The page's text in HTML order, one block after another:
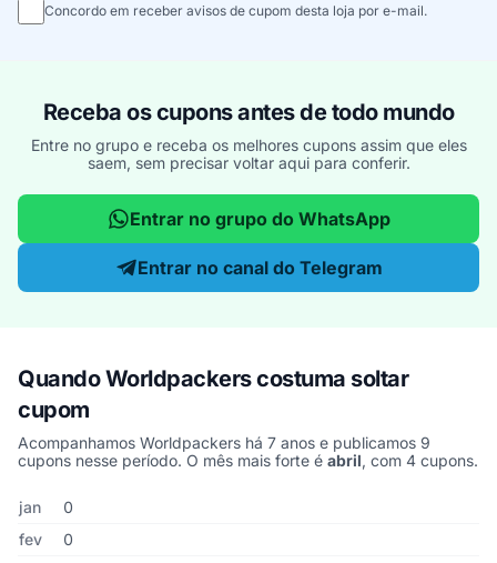
Concordo em receber avisos de cupom desta loja por e-mail.
Receba os cupons antes de todo mundo
Entre no grupo e receba os melhores cupons assim que eles
saem, sem precisar voltar aqui para conferir.
Entrar no grupo do WhatsApp
Entrar no canal do Telegram
Quando Worldpackers costuma soltar
cupom
Acompanhamos Worldpackers há 7 anos e publicamos 9
cupons nesse período. O mês mais forte é abril, com 4 cupons.
Cupons de Worldpackers publicados por mês, somando os
Mês Cupons publicados
jan
0
fev
0